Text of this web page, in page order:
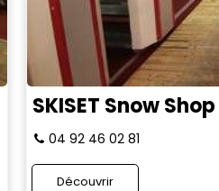
SKISET Snow Shop
04 92 46 02 81
Découvrir